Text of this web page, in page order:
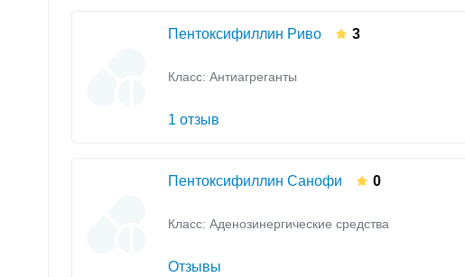
Пентоксифиллин Риво 3
Класс: Антиагреганты
1 отзыв
Пентоксифиллин Санофи 0
Класс: Аденозинергические средства
Отзывы